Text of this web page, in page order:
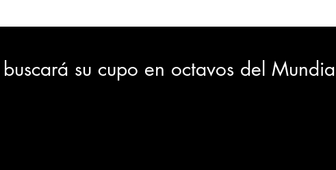
su cupo en octavos del Mundial